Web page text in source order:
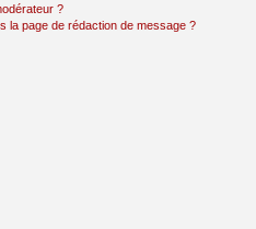
?
la page de rédaction de message ?